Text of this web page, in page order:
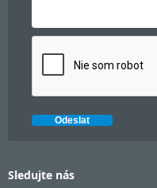
Sledujte nás